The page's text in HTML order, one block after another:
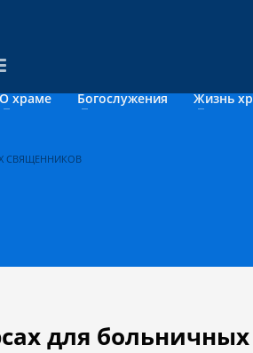
О храме Богослужения Жизнь
СВЯЩЕННИКОВ
для